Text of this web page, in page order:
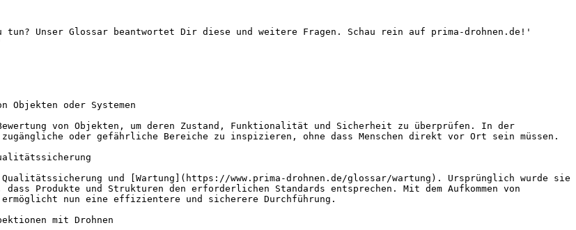
Unser Glossar beantwortet Dir diese und weitere Fragen. Schau rein auf prima-drohnen.de!'
oder Systemen
von Objekten, um deren Zustand, Funktionalität und Sicherheit zu überprüfen. In der
oder gefährliche Bereiche zu inspizieren, ohne dass Menschen direkt vor Ort sein müssen.
und [Wartung](https://www.prima-drohnen.de/glossar/wartung). Ursprünglich wurde sie
Produkte und Strukturen den erforderlichen Standards entsprechen. Mit dem Aufkommen von
nun eine effizientere und sicherere Durchführung.
mit Drohnen